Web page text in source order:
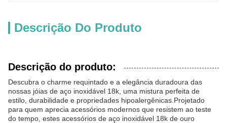
Descrição Do Produto
Descrição do produto:
Descubra o charme requintado e a elegância duradoura das
nossas jóias de aço inoxidável 18k, uma mistura perfeita de
estilo, durabilidade e propriedades hipoalergênicas.Projetado
para quem aprecia acessórios modernos que resistem ao teste
do tempo, estes acessórios de aço inoxidável 18k de ouro